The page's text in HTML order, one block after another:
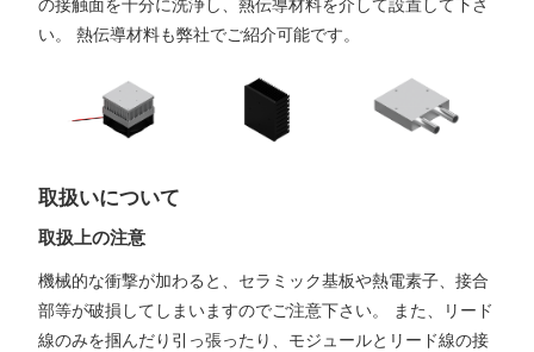
の接触面を十分に洗浄し、熱伝導材料を介して設置して下さ
い。 熱伝導材料も弊社でご紹介可能です。
取扱いについて
取扱上の注意
機械的な衝撃が加わると、セラミック基板や熱電素子、接合
部等が破損してしまいますのでご注意下さい。 また、リード
線のみを掴んだり引っ張ったり、モジュールとリード線の接